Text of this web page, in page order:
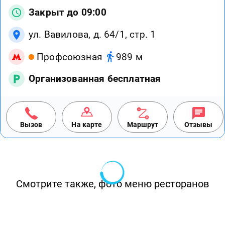
Закрыт до 09:00
ул. Вавилова, д. 64/1, стр. 1
Профсоюзная
989 м
Организованная бесплатная
Вызов На карте Маршрут Отзывы
Смотрите также, фото меню ресторанов